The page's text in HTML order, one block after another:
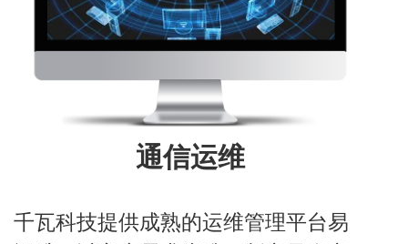
通信运维
千瓦科技提供成熟的运维管理平台易